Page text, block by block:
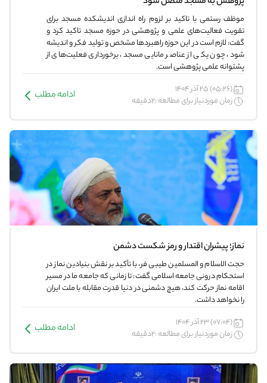
موظف رستمی با تاکید بر لزوم راه اندازی اندیشکده مسجد برای
تقویت فعالیت‌های علمی و پژوهشی در حوزه مسجد تاکید کرد و
گفت: لازم است در این حوزه راهبردها مشخص و تولید فکر و اندیشه
شود، چون یکی از عناصر مانایی مسجد، برخورداری فعلیت‌های از
پشتوانه علمی پژوهشی است.
(05:26) 25 آذر 1404
زمان موردنیاز برای مطالعه :2دقیقه
ادامه مطلب
نماز؛ پیشران اقتدار و رمز شکست دشمن
حجت الاسلام و المسلمین طیبی فر، با تأکید بر نقش بنیادین نماز در
استحکام درونی جامعه اسلامی گفت: تا زمانی که جامعه ما در مسیر
اقامه نماز حرکت کند، هیچ دشمنی در دنیا قدرت مقابله با ملت ایران
را نخواهد داشت.
(07:04) 23 آذر 1404
زمان موردنیاز برای مطالعه :2دقیقه
ادامه مطلب